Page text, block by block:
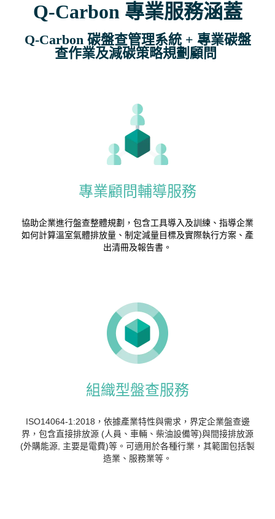
Q-Carbon 專業服務涵蓋
Q-Carbon 碳盤查管理系統 + 專業碳盤
查作業及減碳策略規劃顧問
專業顧問輔導服務
協助企業進行盤查整體規劃，包含工具導入及訓練、指導企業
如何計算溫室氣體排放量、制定減量目標及實際執行方案、產
出清冊及報告書。
組織型盤查服務
ISO14064-1:2018，依據產業特性與需求，界定企業盤查邊
界，包含直接排放源 (人員、車輛、柴油設備等)與間接排放源
(外購能源, 主要是電費)等。可適用於各種行業，其範圍包括製
造業、服務業等。